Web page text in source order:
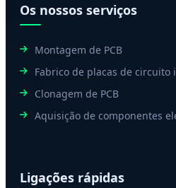
Os nossos serviços
Montagem de PCB
Fabrico de placas de circuito
Clonagem de PCB
Aquisição de componentes
Ligações rápidas